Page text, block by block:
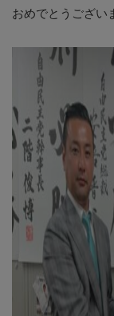
おめでとうござい